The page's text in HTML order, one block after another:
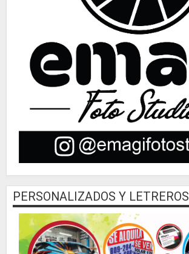
PERSONALIZADOS Y LETREROS